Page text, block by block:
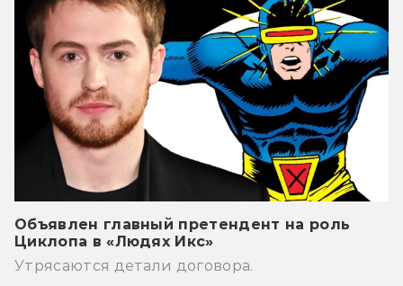
Объявлен главный претендент на роль
Циклопа в «Людях Икс»
Утрясаются детали договора.